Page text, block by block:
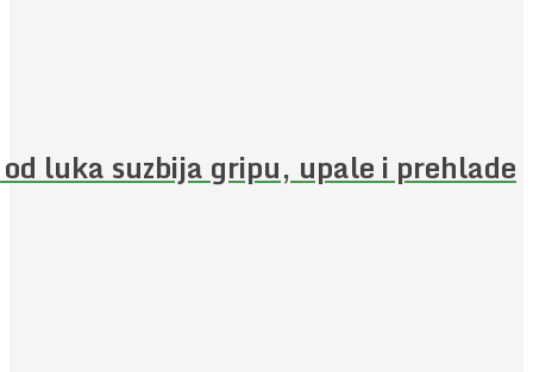
luka suzbija gripu, upale i prehlade